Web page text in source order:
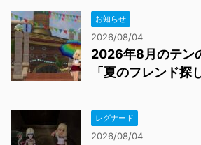
お知らせ
2026/08/04
2026年8月のテン
「夏のフレンド探
レグナード
2026/08/04